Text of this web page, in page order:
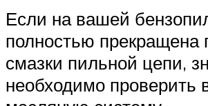
Если на вашей
полностью прекращена
смазки пильной цепи,
необходимо проверить